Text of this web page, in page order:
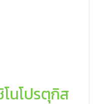
นโปรตุกิส